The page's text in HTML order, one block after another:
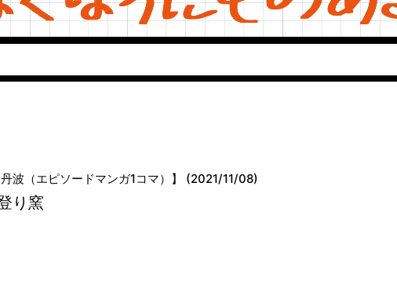
波（エピソードマンガ1コマ）】 (2021/11/08)
り窯